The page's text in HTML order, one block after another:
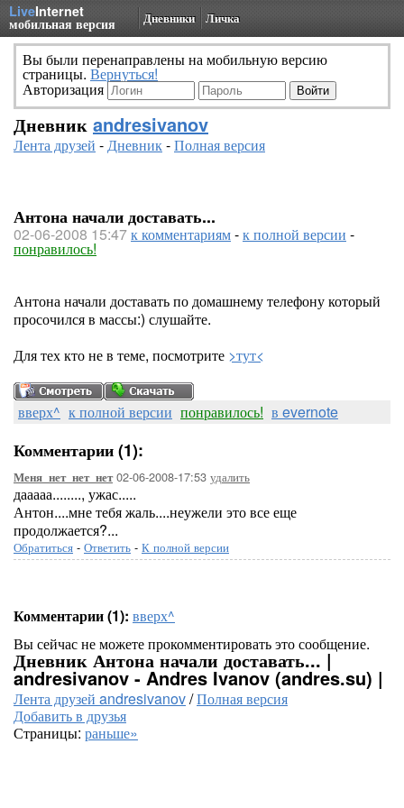
LiveInternet
мобильная версия Дневники Личка
Вы были перенаправлены на мобильную версию
страницы. Вернуться!
Авторизация
Дневник andresivanov
Лента друзей -Дневник-Полная версия
Антона начали доставать...
02-06-2008 15:47к комментариям-к полной версии -
понравилось!
Антона начали доставать по домашнему телефону который
просочился в массы:) слушайте.
Для тех кто не в теме, посмотрите >тут<
вверх^ к полной версии понравилось! в evernote
Комментарии (1):
Меня_нет_нет_нет02-06-2008-17:53 удалить
дааааа........, ужас.....
Антон....мне тебя жаль....неужели это все еще
продолжается?...
Обратиться - Ответить - К полной версии
Комментарии (1): вверх^
Вы сейчас не можете прокомментировать это сообщение.
Дневник Антона начали доставать... |
andresivanov - Andres Ivanov (andres.su) |
Лента друзей andresivanov/Полная версия
Добавить в друзья
Страницы: раньше»